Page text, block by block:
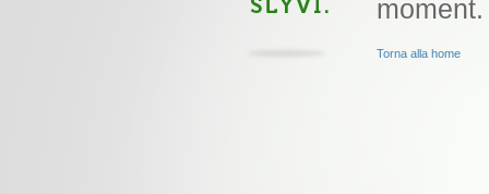
moment.
Torna alla home